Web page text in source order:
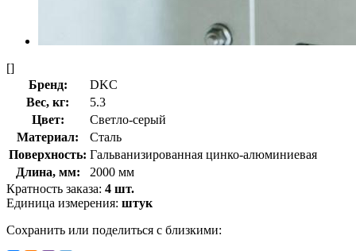
[]
Бренд:
DKC
Вес, кг:
5.3
Цвет:
Светло-серый
Материал:
Сталь
Поверхность: Гальванизированная цинко-алюминиевая
Длина, мм:
2000 мм
Кратность заказа: 4 шт.
Единица измерения: штук
Сохранить или поделиться с близкими: